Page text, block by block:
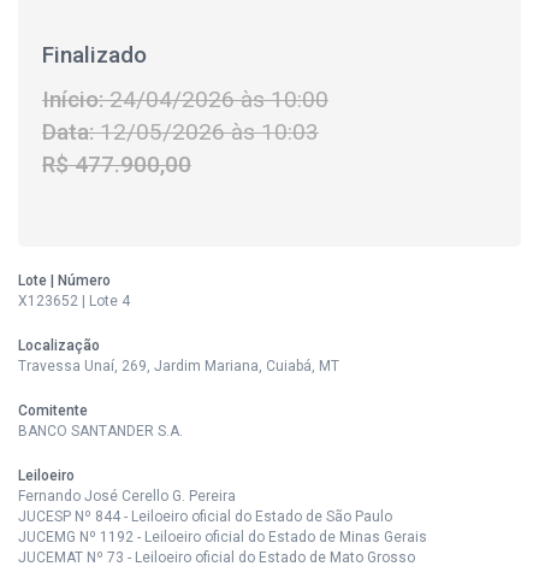
Finalizado
Início:24/04/2026 às 10:00
Data:12/05/2026 às 10:03
R$ 477.900,00
Lote | Número
X123652 | Lote 4
Localização
Travessa Unaí, 269, Jardim Mariana, Cuiabá, MT
Comitente
BANCO SANTANDER S.A.
Leiloeiro
Fernando José Cerello G. Pereira
JUCESP Nº 844 - Leiloeiro oficial do Estado de São Paulo
JUCEMG Nº 1192 - Leiloeiro oficial do Estado de Minas Gerais
JUCEMAT Nº 73 - Leiloeiro oficial do Estado de Mato Grosso